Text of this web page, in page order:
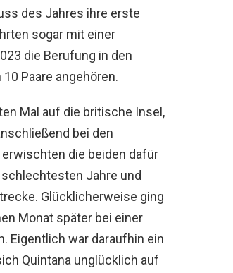
des Jahres ihre erste
sogar mit einer
die Berufung in den
Paare angehören.
Mal auf die britische Insel,
bei den
die beiden dafür
Jahre und
Glücklicherweise ging
Monat später bei einer
Eigentlich war daraufhin ein
Quintana unglücklich auf